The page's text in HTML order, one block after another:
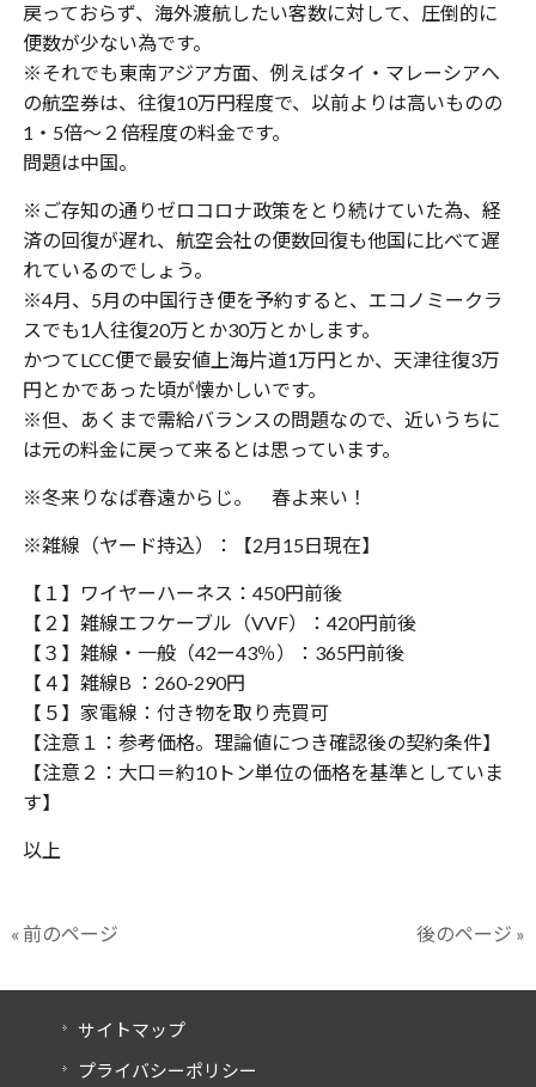
戻っておらず、海外渡航したい客数に対して、圧倒的に
便数が少ない為です。
※それでも東南アジア方面、例えばタイ・マレーシアへ
の航空券は、往復10万円程度で、以前よりは高いものの
1・5倍〜２倍程度の料金です。
問題は中国。
※ご存知の通りゼロコロナ政策をとり続けていた為、経
済の回復が遅れ、航空会社の便数回復も他国に比べて遅
れているのでしょう。
※4月、5月の中国行き便を予約すると、エコノミークラ
スでも1人往復20万とか30万とかします。
かつてLCC便で最安値上海片道1万円とか、天津往復3万
円とかであった頃が懐かしいです。
※但、あくまで需給バランスの問題なので、近いうちに
は元の料金に戻って来るとは思っています。
※冬来りなば春遠からじ。 春よ来い！
※雑線（ヤード持込）：【2月15日現在】
【１】ワイヤーハーネス：450円前後
【２】雑線エフケーブル（VVF）：420円前後
【３】雑線・一般（42ー43％）：365円前後
【４】雑線B ：260-290円
【５】家電線：付き物を取り売買可
【注意１：参考価格。理論値につき確認後の契約条件】
【注意２：大口＝約10トン単位の価格を基準としていま
す】
以上
« 前のページ 後のページ »
サイトマップ
プライバシーポリシー